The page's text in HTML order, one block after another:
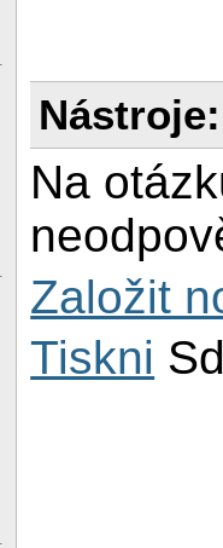
Nástroje:
Na
Založit
Tiskni